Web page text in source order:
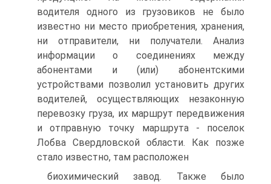
водителя одного из грузовиков не было
известно ни место приобретения, хранения,
ни отправители, ни получатели. Анализ
информации о соединениях между
абонентами и (или) абонентскими
устройствами позволил установить других
водителей, осуществляющих незаконную
перевозку груза, их маршрут передвижения
и отправную точку маршрута - поселок
Лобва Свердловской области. Как позже
стало известно, там расположен
биохимический завод. Также было